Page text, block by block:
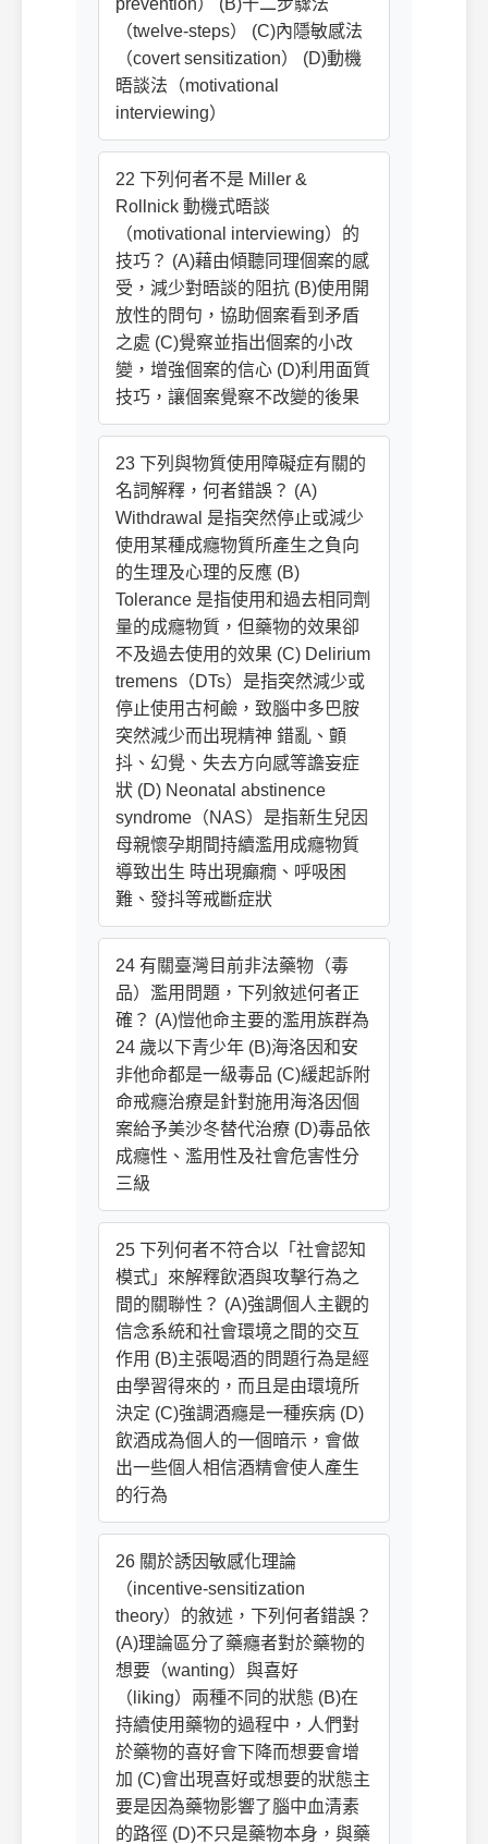
prevention） (B)十二步驟法
（twelve-steps） (C)內隱敏感法
（covert sensitization） (D)動機
晤談法（motivational
interviewing）
22 下列何者不是 Miller &
Rollnick 動機式晤談
（motivational interviewing）的
技巧？ (A)藉由傾聽同理個案的感
受，減少對晤談的阻抗 (B)使用開
放性的問句，協助個案看到矛盾
之處 (C)覺察並指出個案的小改
變，增強個案的信心 (D)利用面質
技巧，讓個案覺察不改變的後果
23 下列與物質使用障礙症有關的
名詞解釋，何者錯誤？ (A)
Withdrawal 是指突然停止或減少
使用某種成癮物質所產生之負向
的生理及心理的反應 (B)
Tolerance 是指使用和過去相同劑
量的成癮物質，但藥物的效果卻
不及過去使用的效果 (C) Delirium
tremens（DTs）是指突然減少或
停止使用古柯鹼，致腦中多巴胺
突然減少而出現精神 錯亂、顫
抖、幻覺、失去方向感等譫妄症
狀 (D) Neonatal abstinence
syndrome（NAS）是指新生兒因
母親懷孕期間持續濫用成癮物質
導致出生 時出現癲癇、呼吸困
難、發抖等戒斷症狀
24 有關臺灣目前非法藥物（毒
品）濫用問題，下列敘述何者正
確？ (A)愷他命主要的濫用族群為
24 歲以下青少年 (B)海洛因和安
非他命都是一級毒品 (C)緩起訴附
命戒癮治療是針對施用海洛因個
案給予美沙冬替代治療 (D)毒品依
成癮性、濫用性及社會危害性分
三級
25 下列何者不符合以「社會認知
模式」來解釋飲酒與攻擊行為之
間的關聯性？ (A)強調個人主觀的
信念系統和社會環境之間的交互
作用 (B)主張喝酒的問題行為是經
由學習得來的，而且是由環境所
決定 (C)強調酒癮是一種疾病 (D)
飲酒成為個人的一個暗示，會做
出一些個人相信酒精會使人產生
的行為
26 關於誘因敏感化理論
（incentive-sensitization
theory）的敘述，下列何者錯誤？
(A)理論區分了藥癮者對於藥物的
想要（wanting）與喜好
（liking）兩種不同的狀態 (B)在
持續使用藥物的過程中，人們對
於藥物的喜好會下降而想要會增
加 (C)會出現喜好或想要的狀態主
要是因為藥物影響了腦中血清素
的路徑 (D)不只是藥物本身，與藥